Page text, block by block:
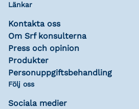
Länkar
Kontakta oss
Om Srf konsulterna
Press och opinion
Produkter
Personuppgiftsbehandling
Följ oss
Sociala medier